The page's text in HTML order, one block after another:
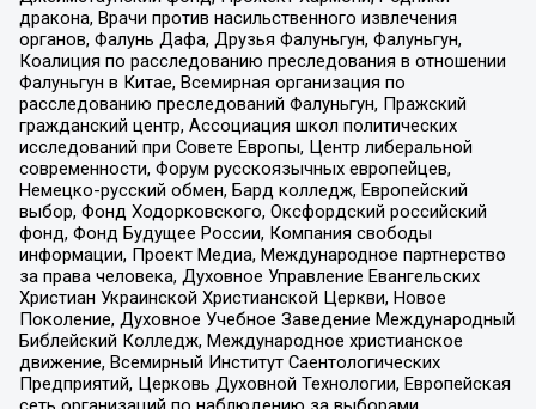
дракона, Врачи против насильственного извлечения
органов, Фалунь Дафа, Друзья Фалуньгун, Фалуньгун,
Коалиция по расследованию преследования в отношении
Фалуньгун в Китае, Всемирная организация по
расследованию преследований Фалуньгун, Пражский
гражданский центр, Ассоциация школ политических
исследований при Совете Европы, Центр либеральной
современности, Форум русскоязычных европейцев,
Немецко-русский обмен, Бард колледж, Европейский
выбор, Фонд Ходорковского, Оксфордский российский
фонд, Фонд Будущее России, Компания свободы
информации, Проект Медиа, Международное партнерство
за права человека, Духовное Управление Евангельских
Христиан Украинской Христианской Церкви, Новое
Поколение, Духовное Учебное Заведение Международный
Библейский Колледж, Международное христианское
движение, Всемирный Институт Саентологических
Предприятий, Церковь Духовной Технологии, Европейская